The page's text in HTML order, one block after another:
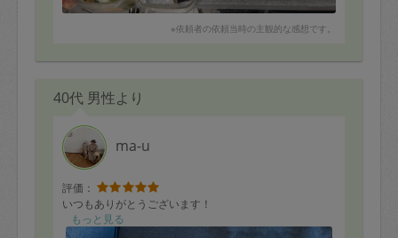
※依頼者の依頼当時の主観的な感想です。
40代 男性より
ma-u
評価：
いつもありがとうございます！
もっと見る